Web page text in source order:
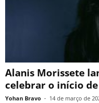
Alanis Morissete
celebrar o início
Yohan Bravo - 14 de março de